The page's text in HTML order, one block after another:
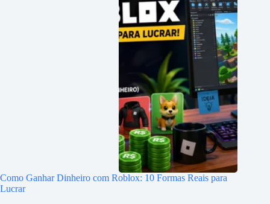
Como Ganhar Dinheiro com Roblox: 10 Formas Reais para
Lucrar